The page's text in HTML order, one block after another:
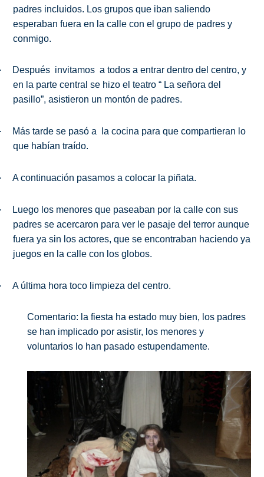
padres incluidos. Los grupos que iban saliendo
esperaban fuera en la calle con el grupo de padres y
conmigo.
Después invitamos a todos a entrar dentro del centro, y
en la parte central se hizo el teatro “ La señora del
pasillo”, asistieron un montón de padres.
Más tarde se pasó a
la cocina para que compartieran lo
que habían traído.
A continuación pasamos a colocar la piñata.
Luego los menores que paseaban por la calle con sus
padres se acercaron para ver le pasaje del terror aunque
fuera ya sin los actores, que se encontraban haciendo ya
juegos en la calle con los globos.
A última hora toco limpieza del centro.
Comentario: la fiesta ha estado muy bien, los padres
se han implicado por asistir, los menores y
voluntarios lo han pasado estupendamente.